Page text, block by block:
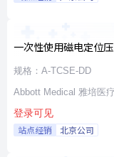
一次性使用磁电定位
消融导管
规格：A-TCSE-DD
Abbott Medical 雅培医
登录可见
站点经销 北京公司